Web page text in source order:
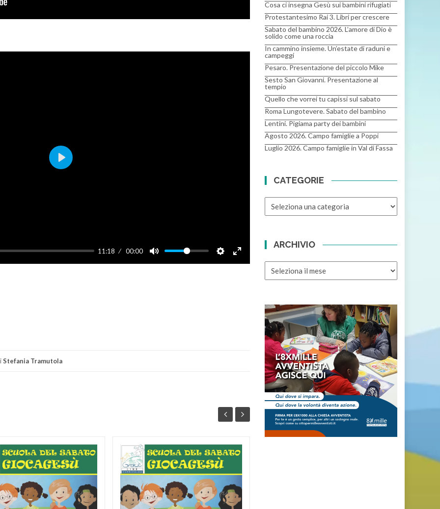
11:18 00:00
Enter fullscreen
Play
Stefania Tramutola
09
Cosa ci insegna Gesù sui bambini rifugiati
Protestantesimo Rai 3. Libri per crescere
Sabato del bambino 2026. L’amore di Dio è
solido come una roccia
In cammino insieme. Un’estate di raduni e
campeggi
Pesaro. Presentazione del piccolo Mike
Sesto San Giovanni. Presentazione al
tempio
Quello che vorrei tu capissi sul sabato
Roma Lungotevere. Sabato del bambino
Lentini. Pigiama party dei bambini
Agosto 2026. Campo famiglie a Poppi
Luglio 2026. Campo famiglie in Val di Fassa
CATEGORIE
CATEGORIE
ARCHIVIO
ARCHIVIO